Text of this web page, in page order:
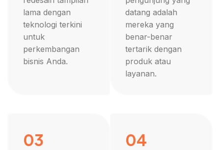
lama dengan
teknologi terkini
untuk
perkembangan
bisnis Anda.
datang adalah
mereka yang
benar-benar
tertarik dengan
produk atau
layanan.
03 04